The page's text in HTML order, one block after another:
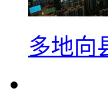
多地向